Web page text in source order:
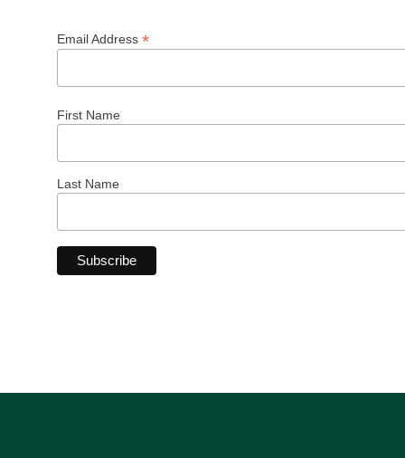
Email Address *
First Name
Last Name